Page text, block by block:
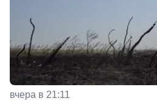
вчера в 21:11